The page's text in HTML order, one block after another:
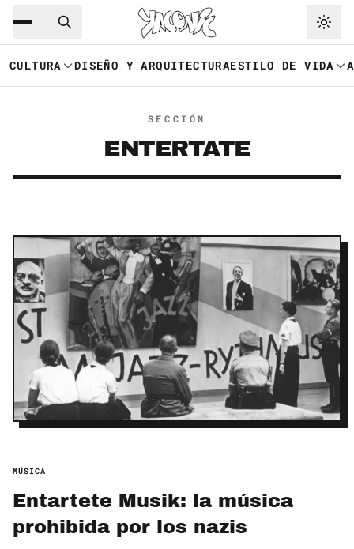
Saltar al contenido principal
CULTURA DISEÑO Y ARQUITECTURAESTILO DE VIDA
SECCIÓN
ENTERTATE
MÚSICA
Entartete Musik: la música
prohibida por los nazis